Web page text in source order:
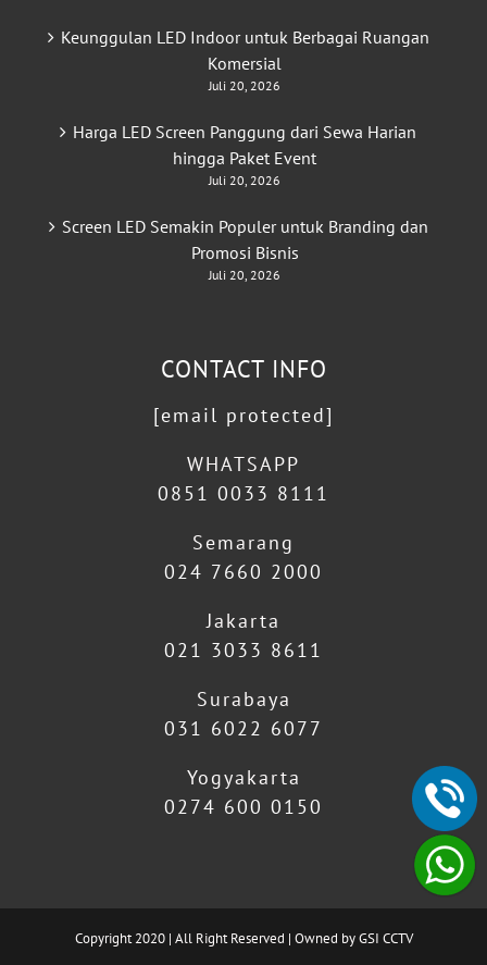
Keunggulan LED Indoor untuk Berbagai Ruangan
Komersial
Juli 20, 2026
Harga LED Screen Panggung dari Sewa Harian
hingga Paket Event
Juli 20, 2026
Screen LED Semakin Populer untuk Branding dan
Promosi Bisnis
Juli 20, 2026
CONTACT INFO
[email protected]
WHATSAPP
0851 0033 8111
Semarang
024 7660 2000
Jakarta
021 3033 8611
Surabaya
031 6022 6077
Yogyakarta
0274 600 0150
Copyright 2020 | All Right Reserved | Owned by GSI CCTV